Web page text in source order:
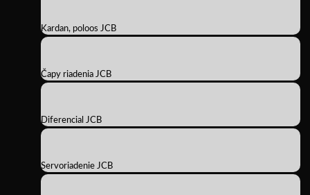
Kardan, poloos JCB
Čapy riadenia JCB
Diferencial JCB
Servoriadenie JCB